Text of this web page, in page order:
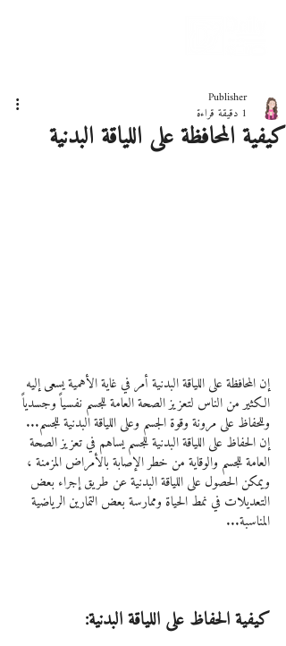
كيفية المحافظة على اللياقة البدنية
Publisher
1 دقيقة قراءة
إن المحافظة على اللياقة البدنية أمر في غاية الأهمية يسعى إليه
الكثير من الناس لتعزيز الصحة العامة للجسم نفسياً وجسدياً
وللحفاظ على مرونة وقوة الجسم وعلى اللياقة البدنية للجسم...
إن الحفاظ على اللياقة البدنية للجسم يساهم في تعزيز الصحة
العامة للجسم والوقاية من خطر الإصابة بالأمراض المزمنة ،
ويمكن الحصول على اللياقة البدنية عن طريق إجراء بعض
التعديلات في نمط الحياة وممارسة بعض التمارين الرياضية
المناسبة...
كيفية الحفاظ على اللياقة البدنية: